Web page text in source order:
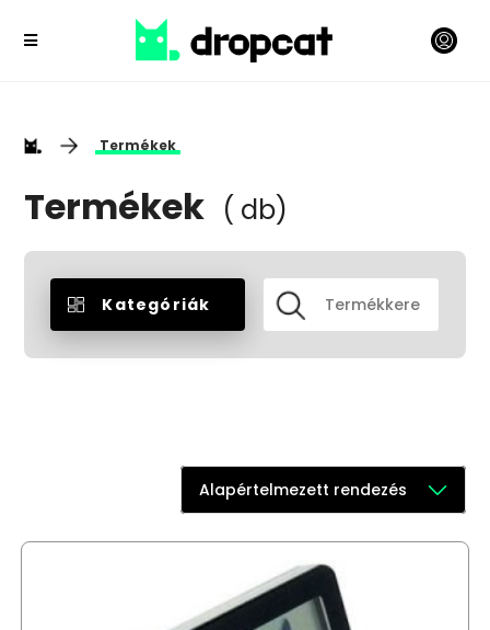
Termékek
Termékek ( db)
Kategóriák
Alapértelmezett rendezés